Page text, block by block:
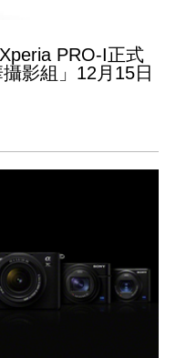
PRO-I正式
影組」12月15日